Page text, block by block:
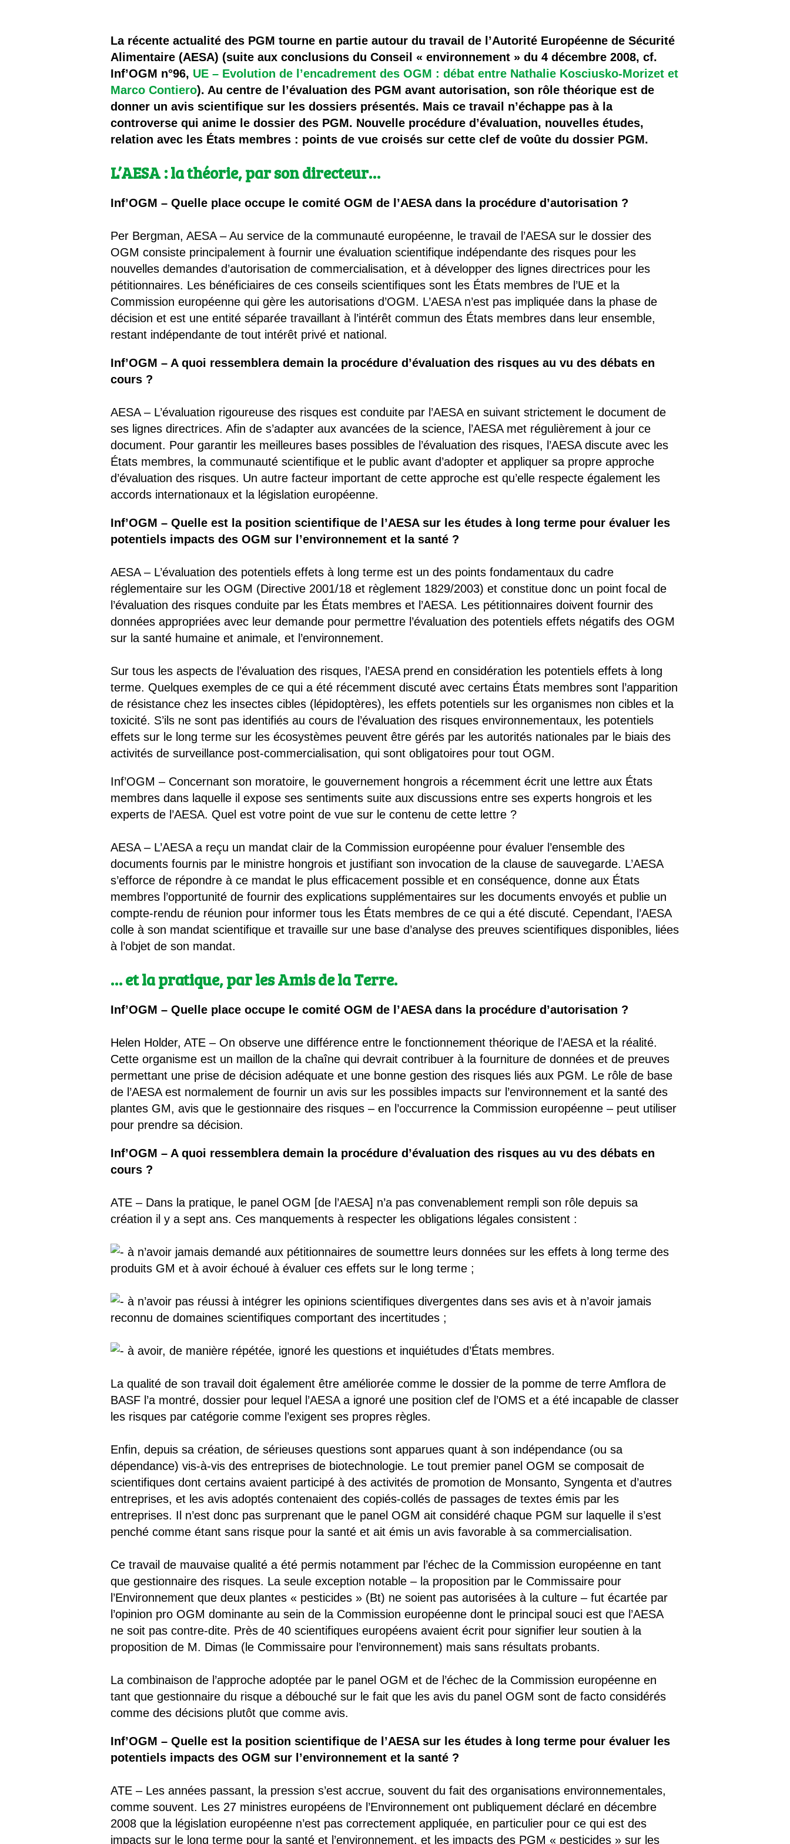
Il y a semence…. et semence
Quels sont les avantages et les inconvénients des OGM ?
La récente actualité des PGM tourne en partie autour du travail de l’Autorité Européenne de Sécurité
Alimentaire (AESA) (suite aux conclusions du Conseil « environnement » du 4 décembre 2008, cf.
Inf’OGM n°96, UE – Evolution de l’encadrement des OGM : débat entre Nathalie Kosciusko-Morizet et
Marco Contiero). Au centre de l’évaluation des PGM avant autorisation, son rôle théorique est de
donner un avis scientifique sur les dossiers présentés. Mais ce travail n’échappe pas à la
controverse qui anime le dossier des PGM. Nouvelle procédure d’évaluation, nouvelles études,
relation avec les États membres : points de vue croisés sur cette clef de voûte du dossier PGM.
L’AESA : la théorie, par son directeur…
Inf’OGM – Quelle place occupe le comité OGM de l’AESA dans la procédure d’autorisation ?
Per Bergman, AESA – Au service de la communauté européenne, le travail de l’AESA sur le dossier des
OGM consiste principalement à fournir une évaluation scientifique indépendante des risques pour les
nouvelles demandes d’autorisation de commercialisation, et à développer des lignes directrices pour les
pétitionnaires. Les bénéficiaires de ces conseils scientifiques sont les États membres de l’UE et la
Commission européenne qui gère les autorisations d’OGM. L’AESA n’est pas impliquée dans la phase de
décision et est une entité séparée travaillant à l’intérêt commun des États membres dans leur ensemble,
restant indépendante de tout intérêt privé et national.
Inf’OGM – A quoi ressemblera demain la procédure d’évaluation des risques au vu des débats en
cours ?
AESA – L’évaluation rigoureuse des risques est conduite par l’AESA en suivant strictement le document de
ses lignes directrices. Afin de s’adapter aux avancées de la science, l’AESA met régulièrement à jour ce
document. Pour garantir les meilleures bases possibles de l’évaluation des risques, l’AESA discute avec les
États membres, la communauté scientifique et le public avant d’adopter et appliquer sa propre approche
d’évaluation des risques. Un autre facteur important de cette approche est qu’elle respecte également les
accords internationaux et la législation européenne.
Inf’OGM – Quelle est la position scientifique de l’AESA sur les études à long terme pour évaluer les
potentiels impacts des OGM sur l’environnement et la santé ?
AESA – L’évaluation des potentiels effets à long terme est un des points fondamentaux du cadre
réglementaire sur les OGM (Directive 2001/18 et règlement 1829/2003) et constitue donc un point focal de
l’évaluation des risques conduite par les États membres et l’AESA. Les pétitionnaires doivent fournir des
données appropriées avec leur demande pour permettre l’évaluation des potentiels effets négatifs des OGM
sur la santé humaine et animale, et l’environnement.
Sur tous les aspects de l’évaluation des risques, l’AESA prend en considération les potentiels effets à long
terme. Quelques exemples de ce qui a été récemment discuté avec certains États membres sont l’apparition
de résistance chez les insectes cibles (lépidoptères), les effets potentiels sur les organismes non cibles et la
toxicité. S’ils ne sont pas identifiés au cours de l’évaluation des risques environnementaux, les potentiels
effets sur le long terme sur les écosystèmes peuvent être gérés par les autorités nationales par le biais des
activités de surveillance post-commercialisation, qui sont obligatoires pour tout OGM.
Inf’OGM – Concernant son moratoire, le gouvernement hongrois a récemment écrit une lettre aux États
membres dans laquelle il expose ses sentiments suite aux discussions entre ses experts hongrois et les
experts de l’AESA. Quel est votre point de vue sur le contenu de cette lettre ?
AESA – L’AESA a reçu un mandat clair de la Commission européenne pour évaluer l’ensemble des
documents fournis par le ministre hongrois et justifiant son invocation de la clause de sauvegarde. L’AESA
s’efforce de répondre à ce mandat le plus efficacement possible et en conséquence, donne aux États
membres l’opportunité de fournir des explications supplémentaires sur les documents envoyés et publie un
compte-rendu de réunion pour informer tous les États membres de ce qui a été discuté. Cependant, l’AESA
colle à son mandat scientifique et travaille sur une base d’analyse des preuves scientifiques disponibles, liées
à l’objet de son mandat.
… et la pratique, par les Amis de la Terre.
Inf’OGM – Quelle place occupe le comité OGM de l’AESA dans la procédure d’autorisation ?
Helen Holder, ATE – On observe une différence entre le fonctionnement théorique de l’AESA et la réalité.
Cette organisme est un maillon de la chaîne qui devrait contribuer à la fourniture de données et de preuves
permettant une prise de décision adéquate et une bonne gestion des risques liés aux PGM. Le rôle de base
de l’AESA est normalement de fournir un avis sur les possibles impacts sur l’environnement et la santé des
plantes GM, avis que le gestionnaire des risques – en l’occurrence la Commission européenne – peut utiliser
pour prendre sa décision.
Inf’OGM – A quoi ressemblera demain la procédure d’évaluation des risques au vu des débats en
cours ?
ATE – Dans la pratique, le panel OGM [de l’AESA] n’a pas convenablement rempli son rôle depuis sa
création il y a sept ans. Ces manquements à respecter les obligations légales consistent :
à n’avoir jamais demandé aux pétitionnaires de soumettre leurs données sur les effets à long terme des
produits GM et à avoir échoué à évaluer ces effets sur le long terme ;
à n’avoir pas réussi à intégrer les opinions scientifiques divergentes dans ses avis et à n’avoir jamais
reconnu de domaines scientifiques comportant des incertitudes ;
à avoir, de manière répétée, ignoré les questions et inquiétudes d’États membres.
La qualité de son travail doit également être améliorée comme le dossier de la pomme de terre Amflora de
BASF l’a montré, dossier pour lequel l’AESA a ignoré une position clef de l’OMS et a été incapable de classer
les risques par catégorie comme l’exigent ses propres règles.
Enfin, depuis sa création, de sérieuses questions sont apparues quant à son indépendance (ou sa
dépendance) vis-à-vis des entreprises de biotechnologie. Le tout premier panel OGM se composait de
scientifiques dont certains avaient participé à des activités de promotion de Monsanto, Syngenta et d’autres
entreprises, et les avis adoptés contenaient des copiés-collés de passages de textes émis par les
entreprises. Il n’est donc pas surprenant que le panel OGM ait considéré chaque PGM sur laquelle il s’est
penché comme étant sans risque pour la santé et ait émis un avis favorable à sa commercialisation.
Ce travail de mauvaise qualité a été permis notamment par l’échec de la Commission européenne en tant
que gestionnaire des risques. La seule exception notable – la proposition par le Commissaire pour
l’Environnement que deux plantes « pesticides » (Bt) ne soient pas autorisées à la culture – fut écartée par
l’opinion pro OGM dominante au sein de la Commission européenne dont le principal souci est que l’AESA
ne soit pas contre-dite. Près de 40 scientifiques européens avaient écrit pour signifier leur soutien à la
proposition de M. Dimas (le Commissaire pour l’environnement) mais sans résultats probants.
La combinaison de l’approche adoptée par le panel OGM et de l’échec de la Commission européenne en
tant que gestionnaire du risque a débouché sur le fait que les avis du panel OGM sont de facto considérés
comme des décisions plutôt que comme avis.
Inf’OGM – Quelle est la position scientifique de l’AESA sur les études à long terme pour évaluer les
potentiels impacts des OGM sur l’environnement et la santé ?
ATE – Les années passant, la pression s’est accrue, souvent du fait des organisations environnementales,
comme souvent. Les 27 ministres européens de l’Environnement ont publiquement déclaré en décembre
2008 que la législation européenne n’est pas correctement appliquée, en particulier pour ce qui est des
impacts sur le long terme pour la santé et l’environnement, et les impacts des PGM « pesticides » sur les